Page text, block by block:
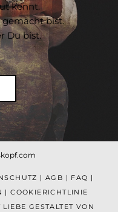
kennt.
bist.
Du bist.
| AGB | FAQ |
|COOKIERICHTLINIE
GESTALTET VON